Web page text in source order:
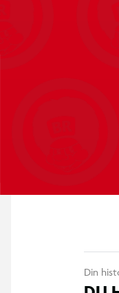
Din